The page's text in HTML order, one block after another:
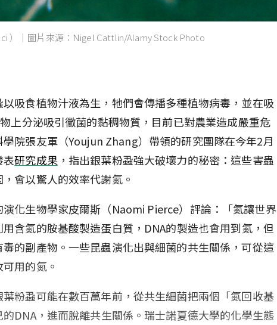
）｜圖片來源：Nigel Cattlin/Alamy Stock Photo
吸食植物汁液為生，牠們會傳播多種植物病毒，並在吸
上分泌吸引黴菌的黏稠物質，目前已對農業造成嚴重危
院張友軍（Youjun Zhang）帶領的研究團隊在今年2月
表研究成果，指出銀葉粉蝨強大破壞力的秘密：這些害蟲
會以驚人的效率代謝氮。
演化生物學家皮爾斯（Naomi Pierce）評論：「氮讓世界
含氮的胺基酸製造蛋白質，DNA的製造也會用到氮，但
的副產物。一些昆蟲演化出與細菌的共生關係，可從這
用的氮。
粉蝨可能在數百萬年前，從共生細菌把兩個「氮回收基
DNA，進而脫離共生關係。瑞士諾夏德大學的化學生態